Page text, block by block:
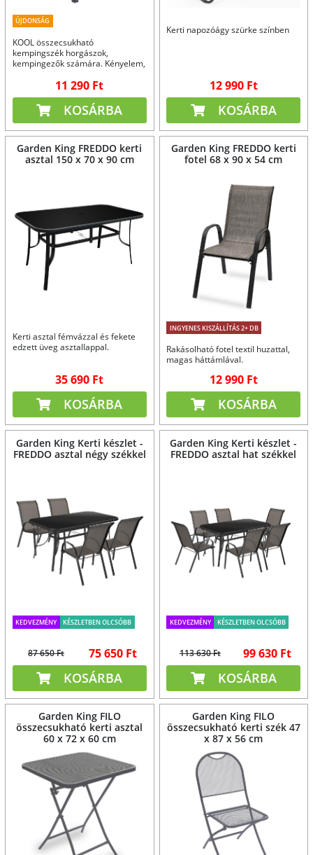
ÚJDONSÁG
KOOL összecsukható
kempingszék horgászok,
kempingezők számára. Kényelem,
11 290 Ft
KOSÁRBA
Kerti napozóágy szürke színben
12 990 Ft
KOSÁRBA
Garden King FREDDO kerti
asztal 150 x 70 x 90 cm
Kerti asztal fémvázzal és fekete
edzett üveg asztallappal.
35 690 Ft
KOSÁRBA
Garden King FREDDO kerti
fotel 68 x 90 x 54 cm
INGYENES KISZÁLLÍTÁS 2+ DB
Rakásolható fotel textil huzattal,
magas háttámlával.
12 990 Ft
KOSÁRBA
Garden King Kerti készlet -
FREDDO asztal négy székkel
KEDVEZMÉNY KÉSZLETBEN OLCSÓBB
87 650 Ft 75 650 Ft
KOSÁRBA
Garden King Kerti készlet -
FREDDO asztal hat székkel
KEDVEZMÉNY KÉSZLETBEN OLCSÓBB
113 630 Ft 99 630 Ft
KOSÁRBA
Garden King FILO
összecsukható kerti asztal
60 x 72 x 60 cm
Garden King FILO
összecsukható kerti szék 47
x 87 x 56 cm